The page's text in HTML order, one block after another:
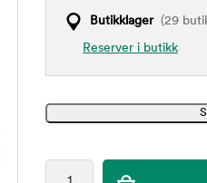
Butikklager(29
Reserver i butikk